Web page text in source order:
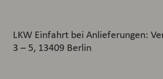
LKW Einfahrt bei Anlieferungen:
3 – 5, 13409 Berlin